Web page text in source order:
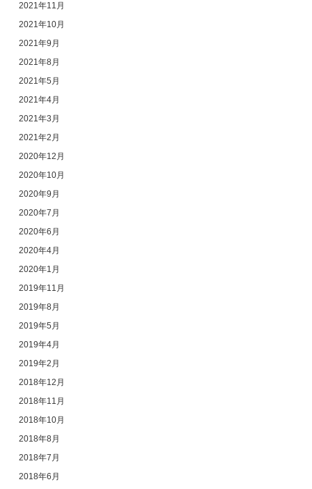
2021年11月
2021年10月
2021年9月
2021年8月
2021年5月
2021年4月
2021年3月
2021年2月
2020年12月
2020年10月
2020年9月
2020年7月
2020年6月
2020年4月
2020年1月
2019年11月
2019年8月
2019年5月
2019年4月
2019年2月
2018年12月
2018年11月
2018年10月
2018年8月
2018年7月
2018年6月